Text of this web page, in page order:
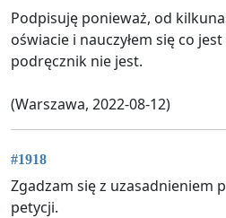
Podpisuję ponieważ, od
oświacie i nauczyłem się co
podręcznik nie jest.
(Warszawa, 2022-08-12)
#1918
Zgadzam się z uzasadnieniem
petycji.